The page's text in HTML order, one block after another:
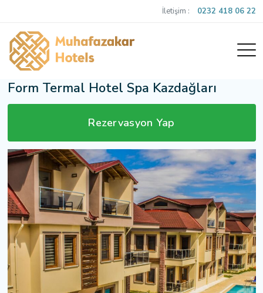
İletişim : 0232 418 06 22
Form Termal Hotel Spa Kazdağları
Rezervasyon Yap